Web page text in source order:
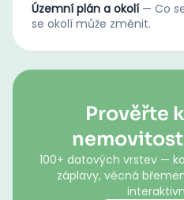
Územní plán a okolí — Co
se okolí může změnit.
Prověřte
100+ datových vrstev —
záplavy, věcná